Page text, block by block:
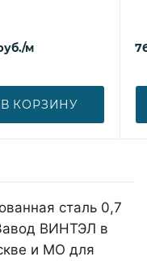
/м
В КОРЗИНУ
сталь 0,7
ВИНТЭЛ в
и МО для